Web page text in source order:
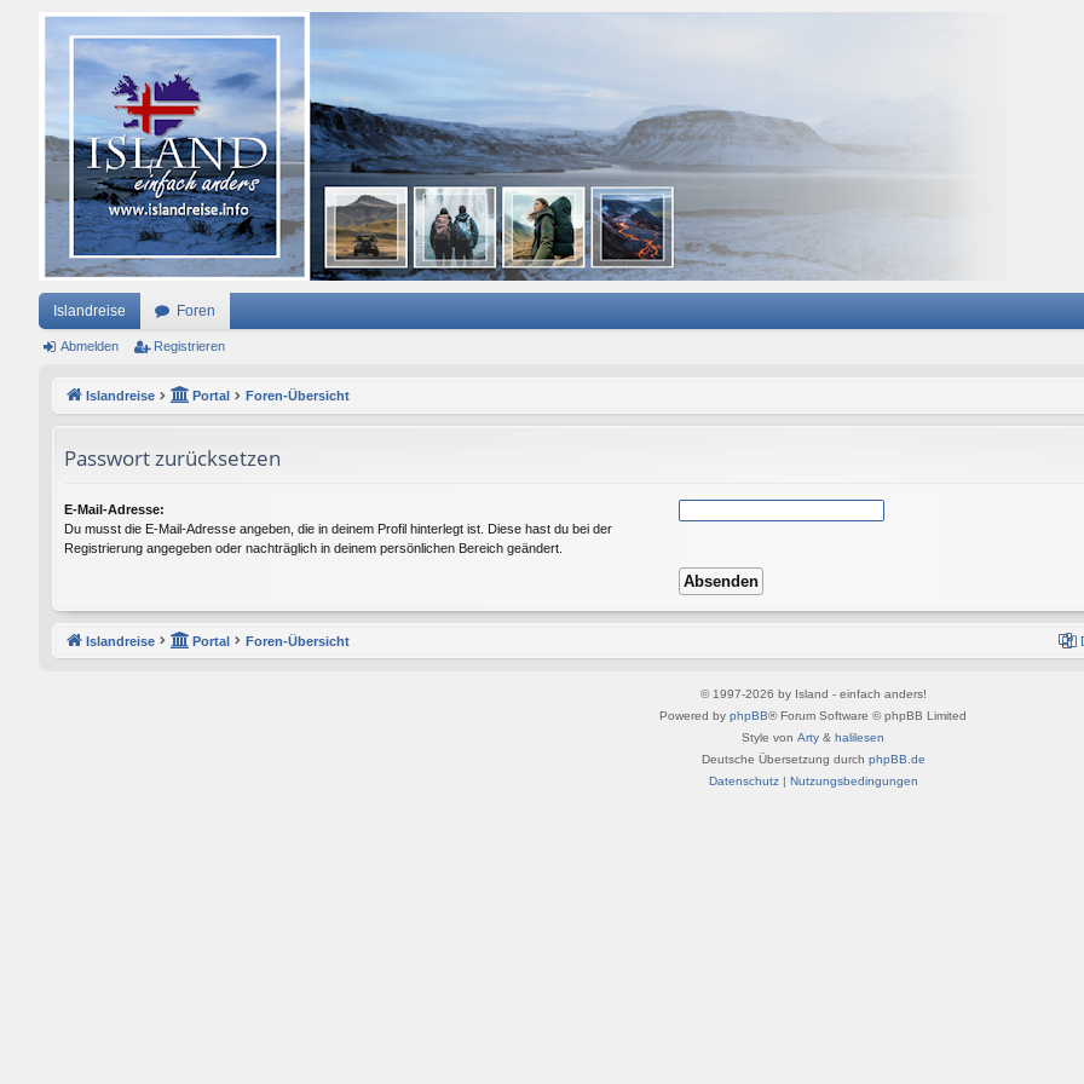
Islandreise Foren
Abmelden Registrieren
Islandreise Portal Foren-Übersicht
Passwort zurücksetzen
E-Mail-Adresse:
Du musst die E-Mail-Adresse angeben, die in deinem Profil hinterlegt ist. Diese hast du bei der
Registrierung angegeben oder nachträglich in deinem persönlichen Bereich geändert.
Islandreise Portal Foren-Übersicht
© 1997-2026 by Island - einfach anders!
Powered by phpBB® Forum Software © phpBB Limited
Style von Arty & halilesen
Deutsche Übersetzung durch phpBB.de
Datenschutz| Nutzungsbedingungen